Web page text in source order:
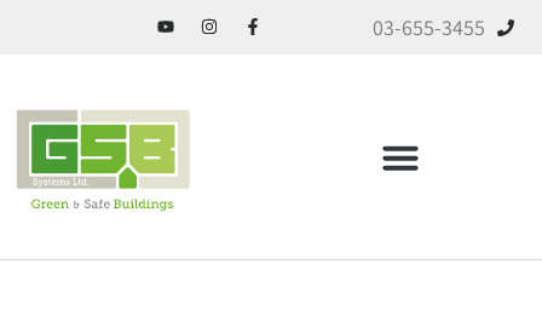
03-655-3455